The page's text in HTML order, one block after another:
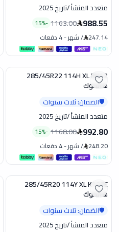
متعدد المنشأ/تاريخ 2025
988.55
1163.00
-
15%
247.14
/شهر-4 دفعات
تخفيض285/45R22 114H XL RH12
هانكوك
🛡️الضمان: ثلاث سنوات
متعدد المنشأ/تاريخ 2025
992.80
1168.00
-
15%
248.20
/شهر-4 دفعات
تخفيض285/45R20 114Y XL K127E
هانكوك
🛡️الضمان: ثلاث سنوات
متعدد المنشأ/تاريخ 2025